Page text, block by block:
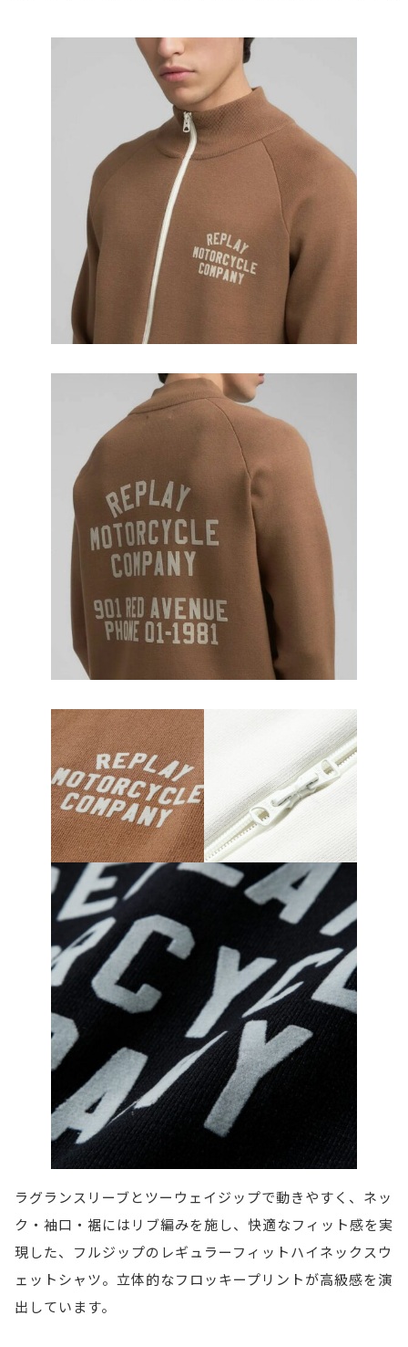
ラグランスリーブとツーウェイジップで動きやすく、ネッ
ク・袖口・裾にはリブ編みを施し、快適なフィット感を実
現した、フルジップのレギュラーフィットハイネックスウ
ェットシャツ。立体的なフロッキープリントが高級感を演
出しています。